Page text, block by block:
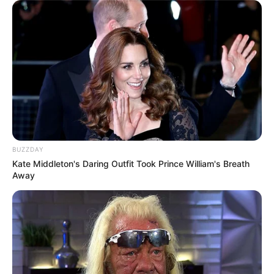
határőrségnél teljesített szolgálatot. Különböző
vezetői beosztásokban dolgozott Orosházán és
Battonyán is.
január 1-jén került a Bács-Kiskun Megyei
Rendőr-főkapitányság Rendészeti
Igazgatóság Határrendészeti Szolgálat
állományába, ahol szolgálatvezetőként
dolgozott. Később egyre fontosabb vezetői
Megyei Rendőr-főkapitányság rendészeti
rendőrfőkapitány-helyettese volt, 2019-től a
Baranya Megyei Rendőr-főkapitányságot
vezette, 2022. december 1-jétől pedig a Bács-
Kiskun Vármegyei Rendőr-főkapitányság
BUZZDAY
Kate Middleton's Daring Outfit Took Prince William's Breath
Away